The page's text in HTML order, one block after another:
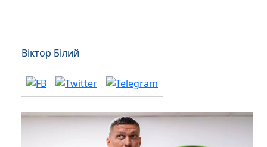
Віктор Білий